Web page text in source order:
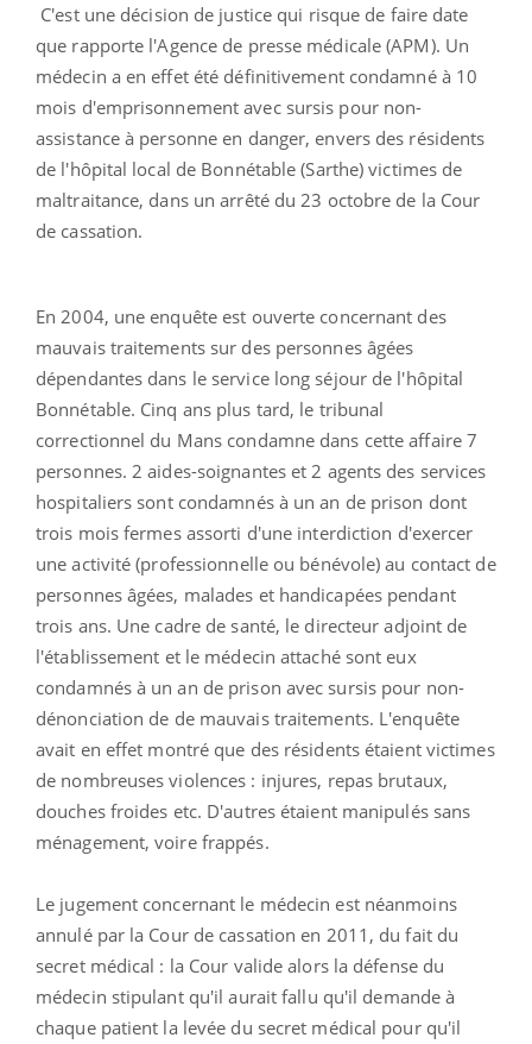
C'est une décision de justice qui risque de faire date
que rapporte l'Agence de presse médicale (APM). Un
médecin a en effet été définitivement condamné à 10
mois d'emprisonnement avec sursis pour non-
assistance à personne en danger, envers des résidents
de l'hôpital local de Bonnétable (Sarthe) victimes de
maltraitance, dans un arrêté du 23 octobre de la Cour
de cassation.
En 2004, une enquête est ouverte concernant des
mauvais traitements sur des personnes âgées
dépendantes dans le service long séjour de l'hôpital
Bonnétable. Cinq ans plus tard, le tribunal
correctionnel du Mans condamne dans cette affaire 7
personnes. 2 aides-soignantes et 2 agents des services
hospitaliers sont condamnés à un an de prison dont
trois mois fermes assorti d'une interdiction d'exercer
une activité (professionnelle ou bénévole) au contact de
personnes âgées, malades et handicapées pendant
trois ans. Une cadre de santé, le directeur adjoint de
l'établissement et le médecin attaché sont eux
condamnés à un an de prison avec sursis pour non-
dénonciation de de mauvais traitements. L'enquête
avait en effet montré que des résidents étaient victimes
de nombreuses violences : injures, repas brutaux,
douches froides etc. D'autres étaient manipulés sans
ménagement, voire frappés.
Le jugement concernant le médecin est néanmoins
annulé par la Cour de cassation en 2011, du fait du
secret médical : la Cour valide alors la défense du
médecin stipulant qu'il aurait fallu qu'il demande à
chaque patient la levée du secret médical pour qu'il